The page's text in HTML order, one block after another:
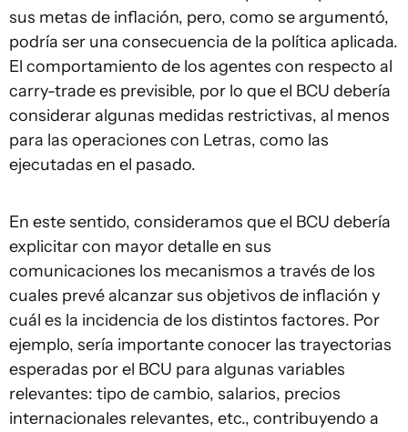
sus metas de inflación, pero, como se argumentó,
podría ser una consecuencia de la política aplicada.
El comportamiento de los agentes con respecto al
carry-trade es previsible, por lo que el BCU debería
considerar algunas medidas restrictivas, al menos
para las operaciones con Letras, como las
ejecutadas en el pasado.
En este sentido, consideramos que el BCU debería
explicitar con mayor detalle en sus
comunicaciones los mecanismos a través de los
cuales prevé alcanzar sus objetivos de inflación y
cuál es la incidencia de los distintos factores. Por
ejemplo, sería importante conocer las trayectorias
esperadas por el BCU para algunas variables
relevantes: tipo de cambio, salarios, precios
internacionales relevantes, etc., contribuyendo a